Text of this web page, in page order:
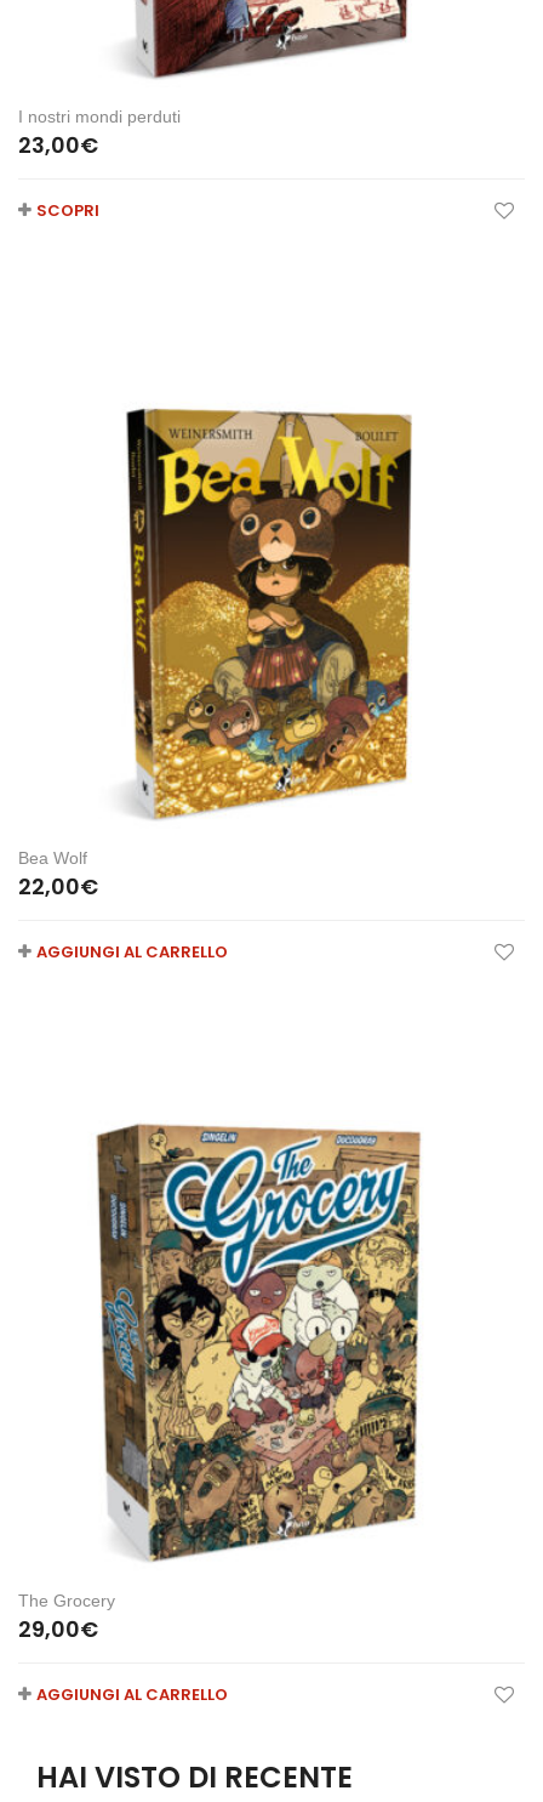
I nostri mondi perduti
23,00€
SCOPRI
Bea Wolf
22,00€
AGGIUNGI AL CARRELLO
The Grocery
29,00€
AGGIUNGI AL CARRELLO
HAI VISTO DI RECENTE